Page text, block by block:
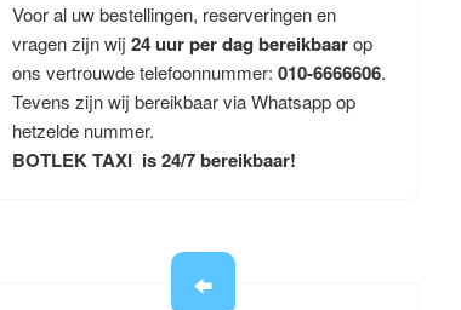
Voor al uw bestellingen, reserveringen en
vragen zijn wij 24 uur per dag bereikbaarop
ons vertrouwde telefoonnummer: 010-6666606.
Tevens zijn wij bereikbaar via Whatsapp op
hetzelde nummer.
BOTLEK TAXI is 24/7 bereikbaar!